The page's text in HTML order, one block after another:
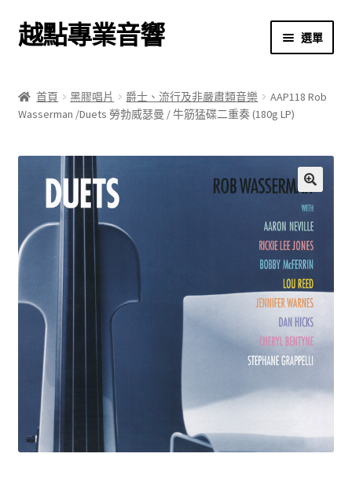
跳
至
覽
列
跳
至
要
內
越點專業音響 選單
商店
關於我們
我的帳號
結帳
首頁 黑膠唱片 爵士、流行及非嚴肅類音樂
AAP118 Rob
Wasserman /Duets 勞勃威瑟曼 / 牛筋猛碟二重奏 (180g LP)
🔍